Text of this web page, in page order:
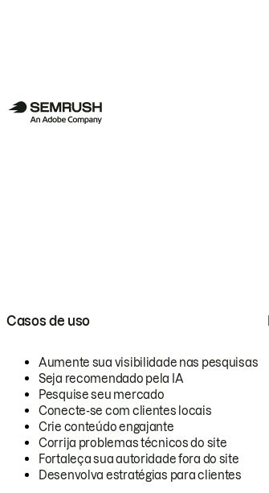
Casos de uso
Aumente sua visibilidade nas pesquisas
Seja recomendado pela IA
Pesquise seu mercado
Conecte-se com clientes locais
Crie conteúdo engajante
Corrija problemas técnicos do site
Fortaleça sua autoridade fora do site
Desenvolva estratégias para clientes